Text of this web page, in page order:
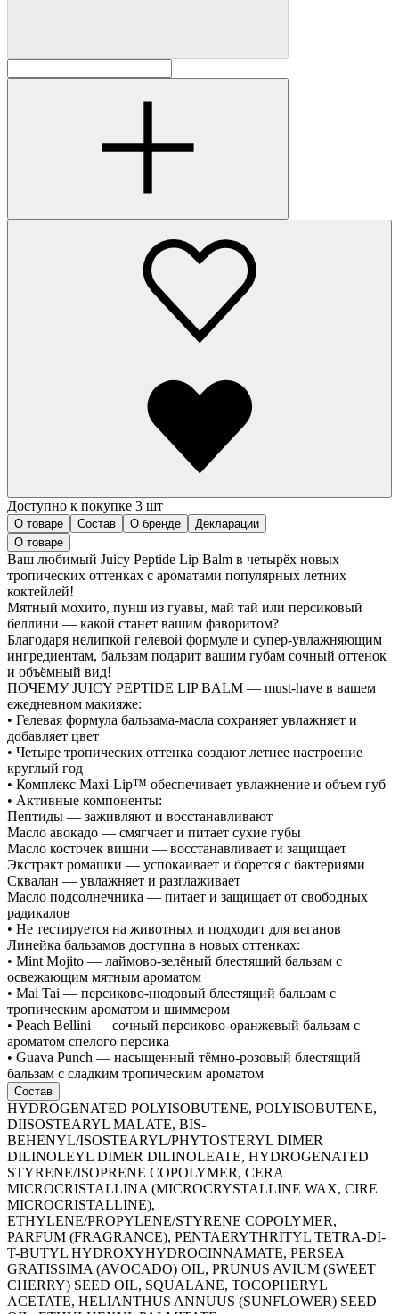
Доступно к покупке 3 шт
О товаре Состав О бренде
Декларации
О товаре
Ваш любимый Juicy Peptide Lip Balm в четырёх новых
тропических оттенках с ароматами популярных летних
коктейлей!
Мятный мохито, пунш из гуавы, май тай или персиковый
беллини — какой станет вашим фаворитом?
Благодаря нелипкой гелевой формуле и супер-увлажняющим
ингредиентам, бальзам подарит вашим губам сочный оттенок
и объёмный вид!
ПОЧЕМУ JUICY PEPTIDE LIP BALM — must-have в вашем
ежедневном макияже:
• Гелевая формула бальзама-масла сохраняет увлажняет и
добавляет цвет
• Четыре тропических оттенка создают летнее настроение
круглый год
• Комплекс Maxi-Lip™ обеспечивает увлажнение и объем губ
• Активные компоненты:
Пептиды — заживляют и восстанавливают
Масло авокадо — смягчает и питает сухие губы
Масло косточек вишни — восстанавливает и защищает
Экстракт ромашки — успокаивает и борется с бактериями
Сквалан — увлажняет и разглаживает
Масло подсолнечника — питает и защищает от свободных
радикалов
• Не тестируется на животных и подходит для веганов
Линейка бальзамов доступна в новых оттенках:
• Mint Mojito — лаймово-зелёный блестящий бальзам с
освежающим мятным ароматом
• Mai Tai — персиково-нюдовый блестящий бальзам с
тропическим ароматом и шиммером
• Peach Bellini — сочный персиково-оранжевый бальзам с
ароматом спелого персика
• Guava Punch — насыщенный тёмно-розовый блестящий
бальзам с сладким тропическим ароматом
Состав
HYDROGENATED POLYISOBUTENE, POLYISOBUTENE,
DIISOSTEARYL MALATE, BIS-
BEHENYL/ISOSTEARYL/PHYTOSTERYL DIMER
DILINOLEYL DIMER DILINOLEATE, HYDROGENATED
STYRENE/ISOPRENE COPOLYMER, CERA
MICROCRISTALLINA (MICROCRYSTALLINE WAX, CIRE
MICROCRISTALLINE),
ETHYLENE/PROPYLENE/STYRENE COPOLYMER,
PARFUM (FRAGRANCE), PENTAERYTHRITYL TETRA-DI-
T-BUTYL HYDROXYHYDROCINNAMATE, PERSEA
GRATISSIMA (AVOCADO) OIL, PRUNUS AVIUM (SWEET
CHERRY) SEED OIL, SQUALANE, TOCOPHERYL
ACETATE, HELIANTHUS ANNUUS (SUNFLOWER) SEED